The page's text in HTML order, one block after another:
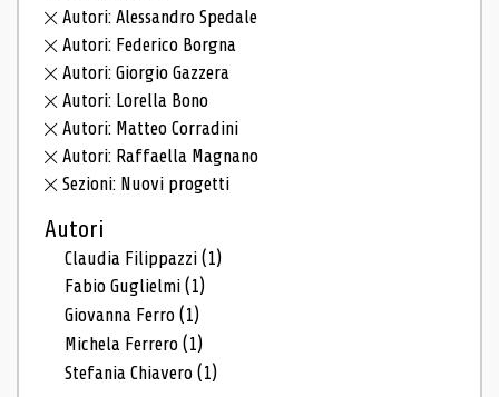
Autori: Alessandro Spedale
Autori: Federico Borgna
Autori: Giorgio Gazzera
Autori: Lorella Bono
Autori: Matteo Corradini
Autori: Raffaella Magnano
Sezioni: Nuovi progetti
Autori
Claudia Filippazzi(1)
Fabio Guglielmi(1)
Giovanna Ferro(1)
Michela Ferrero(1)
Stefania Chiavero(1)